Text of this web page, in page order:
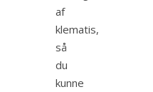
af
klematis,
så
du
kunne